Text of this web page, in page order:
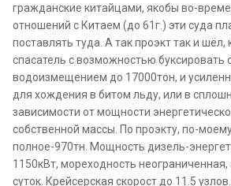
гражданские китайцами, якобы во-
отношений с Китаем (до 61г.) эти суда
поставлять туда. А так проэкт так и шёл,
спасатель с возможностью буксировать
водоизмещением до 17000тон, и
для хождения в битом льду, или в
зависимости от мощности
собственной массы. По проэкту, по-
полное-970тн. Мощность дизель-
1150кВт, мореходность
суток. Крейсерская скорост до 11.5